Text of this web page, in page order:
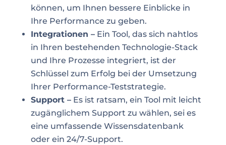
können, um Ihnen bessere Einblicke in
Ihre Performance zu geben.
Integrationen –Ein Tool, das sich nahtlos
in Ihren bestehenden Technologie-Stack
und Ihre Prozesse integriert, ist der
Schlüssel zum Erfolg bei der Umsetzung
Ihrer Performance-Teststrategie.
Support –Es ist ratsam, ein Tool mit leicht
zugänglichem Support zu wählen, sei es
eine umfassende Wissensdatenbank
oder ein 24/7-Support.